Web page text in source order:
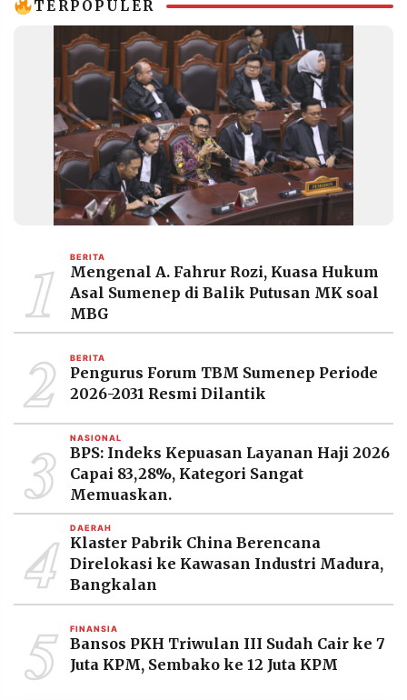
TERPOPULER
1 BERITA
Mengenal A. Fahrur Rozi, Kuasa Hukum
Asal Sumenep di Balik Putusan MK soal
MBG
2 BERITA
Pengurus Forum TBM Sumenep Periode
2026-2031 Resmi Dilantik
3 NASIONAL
BPS: Indeks Kepuasan Layanan Haji 2026
Capai 83,28%, Kategori Sangat
Memuaskan.
4 DAERAH
Klaster Pabrik China Berencana
Direlokasi ke Kawasan Industri Madura,
Bangkalan
5 FINANSIA
Bansos PKH Triwulan III Sudah Cair ke 7
Juta KPM, Sembako ke 12 Juta KPM